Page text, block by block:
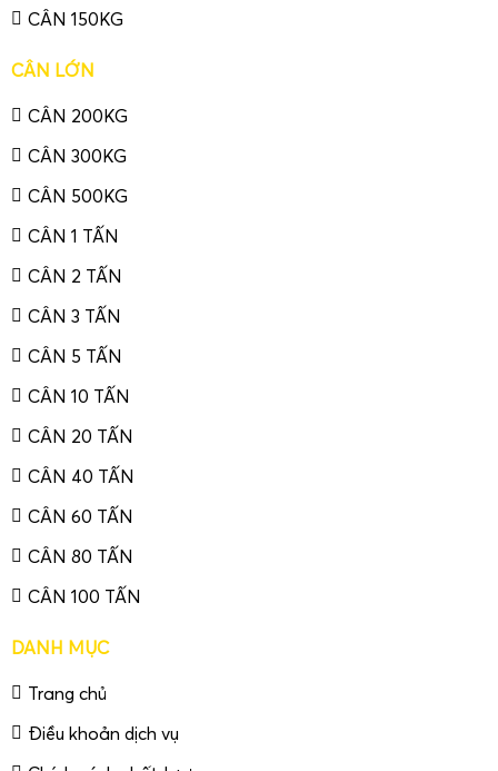
CÂN 150KG
CÂN LỚN
CÂN 200KG
CÂN 300KG
CÂN 500KG
CÂN 1 TẤN
CÂN 2 TẤN
CÂN 3 TẤN
CÂN 5 TẤN
CÂN 10 TẤN
CÂN 20 TẤN
CÂN 40 TẤN
CÂN 60 TẤN
CÂN 80 TẤN
CÂN 100 TẤN
DANH MỤC
Trang chủ
Điều khoản dịch vụ